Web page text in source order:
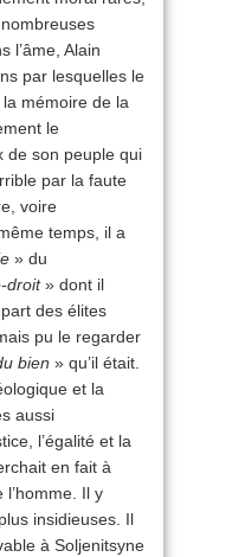
l’âme, Alain
par lesquelles le
mémoire de la
le
de son peuple qui
par la faute
voire
temps, il a
» du
droit» dont il
des élites
pu le regarder
bien » qu’il était.
et la
aussi
l’égalité et la
en fait à
l’homme. Il y
insidieuses. Il
à Soljenitsyne